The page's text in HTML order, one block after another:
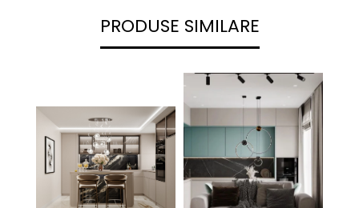
PRODUSE SIMILARE